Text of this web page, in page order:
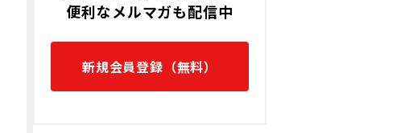
便利なメルマガも配信中
新規会員登録（無料）